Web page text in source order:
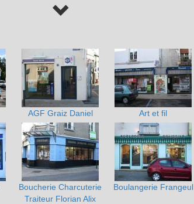
AGF Graiz Daniel Art et fil
Boucherie Charcuterie
Traiteur Florian Alix
Boulangerie Frangeul